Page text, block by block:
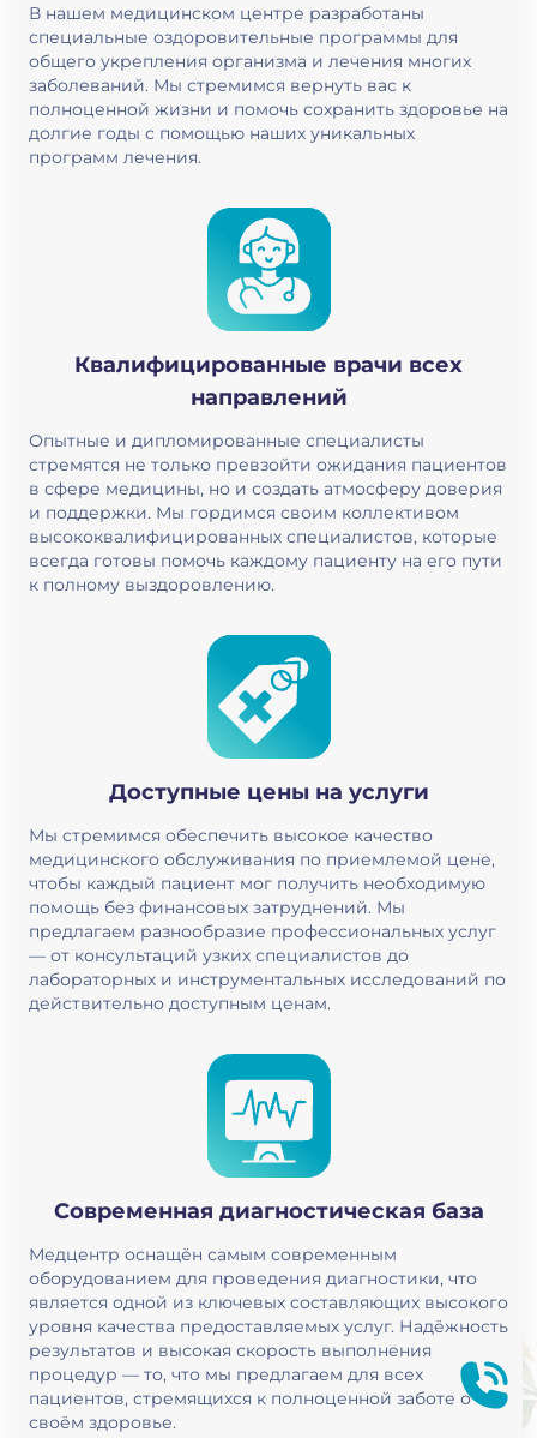
В нашем медицинском центре разработаны
специальные оздоровительные программы для
общего укрепления организма и лечения многих
заболеваний. Мы стремимся вернуть вас к
полноценной жизни и помочь сохранить здоровье на
долгие годы с помощью наших уникальных
программ лечения.
Квалифицированные врачи всех
направлений
Опытные и дипломированные специалисты
стремятся не только превзойти ожидания пациентов
в сфере медицины, но и создать атмосферу доверия
и поддержки. Мы гордимся своим коллективом
высококвалифицированных специалистов, которые
всегда готовы помочь каждому пациенту на его пути
к полному выздоровлению.
Доступные цены на услуги
Мы стремимся обеспечить высокое качество
медицинского обслуживания по приемлемой цене,
чтобы каждый пациент мог получить необходимую
помощь без финансовых затруднений. Мы
предлагаем разнообразие профессиональных услуг
— от консультаций узких специалистов до
лабораторных и инструментальных исследований по
действительно доступным ценам.
Современная диагностическая база
Медцентр оснащён самым современным
оборудованием для проведения диагностики, что
является одной из ключевых составляющих высокого
уровня качества предоставляемых услуг. Надёжность
результатов и высокая скорость выполнения
процедур — то, что мы предлагаем для всех
пациентов, стремящихся к полноценной заботе о
своём здоровье.